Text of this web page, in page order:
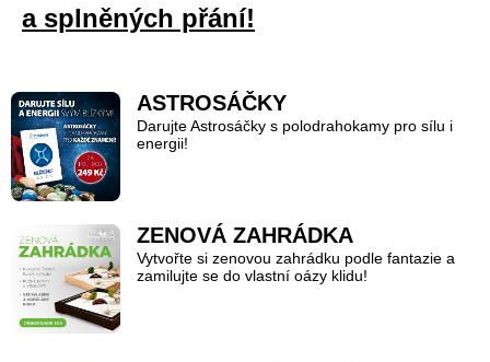
a splněných přání!
ASTROSÁČKY
Darujte Astrosáčky s polodrahokamy pro sílu i
energii!
ZENOVÁ ZAHRÁDKA
Vytvořte si zenovou zahrádku podle fantazie a
zamilujte se do vlastní oázy klidu!